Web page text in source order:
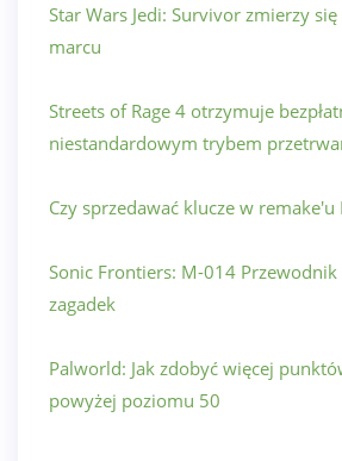
Star Wars Jedi: Survivor zmierzy
marcu
Streets of Rage 4 otrzymuje
niestandardowym trybem
Czy sprzedawać klucze w remake'u
Sonic Frontiers: M-014
zagadek
Palworld: Jak zdobyć więcej
powyżej poziomu 50